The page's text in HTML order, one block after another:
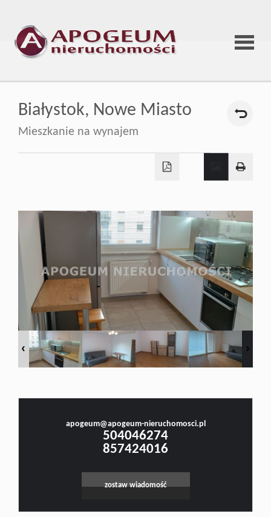
Strona
O
firmie
Oferta
Kontakt
Białystok, Nowe Miasto
Mieszkanie na wynajem
apogeum@apogeum-nieruchomosci.pl
504046274
857424016
zostaw wiadomość